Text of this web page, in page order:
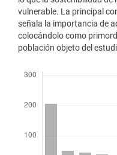
vulnerable. La principal
señala la importancia de
colocándolo como
población objeto del